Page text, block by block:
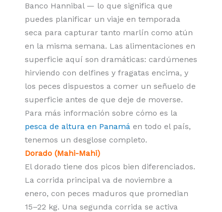
Banco Hannibal — lo que significa que
puedes planificar un viaje en temporada
seca para capturar tanto marlín como atún
en la misma semana. Las alimentaciones en
superficie aquí son dramáticas: cardúmenes
hirviendo con delfines y fragatas encima, y
los peces dispuestos a comer un señuelo de
superficie antes de que deje de moverse.
Para más información sobre cómo es la
pesca de altura en Panamá en todo el país,
tenemos un desglose completo.
Dorado (Mahi-Mahi)
El dorado tiene dos picos bien diferenciados.
La corrida principal va de noviembre a
enero, con peces maduros que promedian
15–22 kg. Una segunda corrida se activa